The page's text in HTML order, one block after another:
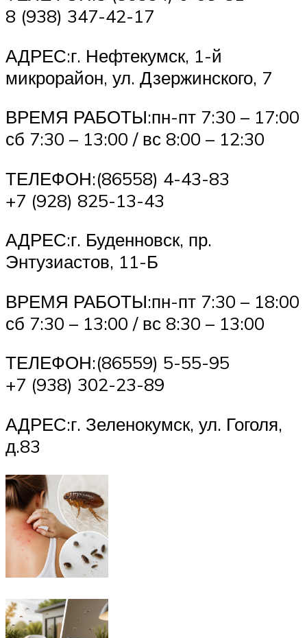
8 (938) 347-42-17
АДРЕС:г. Нефтекумск, 1-й
микрорайон, ул. Дзержинского, 7
ВРЕМЯ РАБОТЫ:пн-пт 7:30 – 17:00
сб 7:30 – 13:00 / вс 8:00 – 12:30
ТЕЛЕФОН:(86558) 4-43-83
+7 (928) 825-13-43
АДРЕС:г. Буденновск, пр.
Энтузиастов, 11-Б
ВРЕМЯ РАБОТЫ:пн-пт 7:30 – 18:00
сб 7:30 – 13:00 / вс 8:30 – 13:00
ТЕЛЕФОН:(86559) 5-55-95
+7 (938) 302-23-89
АДРЕС:г. Зеленокумск, ул. Гоголя,
д.83